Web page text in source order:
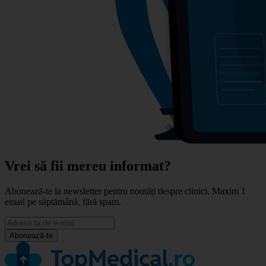
Vrei să fii mereu informat?
Abonează-te la newsletter pentru noutăți despre clinici. Maxim 1
email pe săptămână, fără spam.
Abonează-te